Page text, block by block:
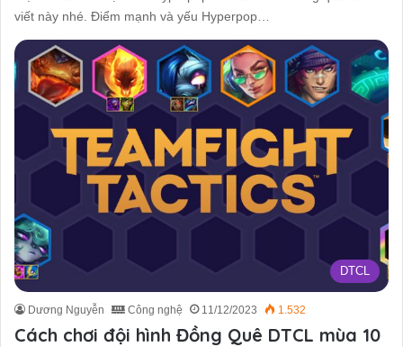
viết này nhé. Điểm mạnh và yếu Hyperpop…
DTCL
Dương Nguyễn Công nghệ 11/12/2023 1.532
Cách chơi đội hình Đồng Quê DTCL mùa 10